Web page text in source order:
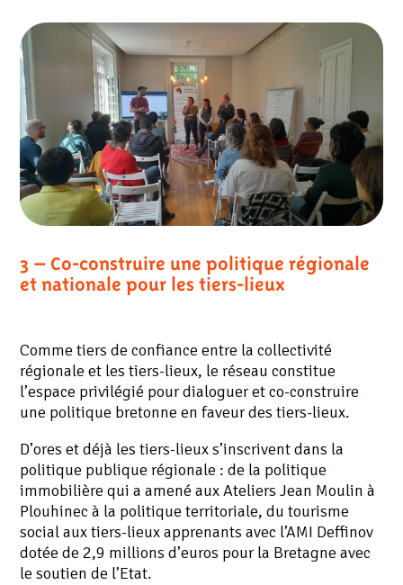
3 – Co-construire une politique régionale
et nationale pour les tiers-lieux
Comme tiers de confiance entre la collectivité
régionale et les tiers-lieux, le réseau constitue
l’espace privilégié pour dialoguer et co-construire
une politique bretonne en faveur des tiers-lieux.
D’ores et déjà les tiers-lieux s’inscrivent dans la
politique publique régionale : de la politique
immobilière qui a amené aux Ateliers Jean Moulin à
Plouhinec à la politique territoriale, du tourisme
social aux tiers-lieux apprenants avec l’AMI Deffinov
dotée de 2,9 millions d’euros pour la Bretagne avec
le soutien de l’Etat.